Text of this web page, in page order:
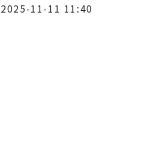
2025-11-11 11:40